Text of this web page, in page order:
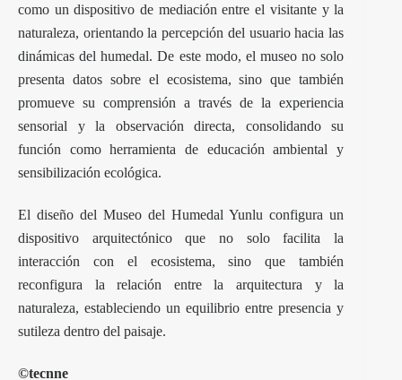
como un dispositivo de mediación entre el visitante y la
naturaleza, orientando la percepción del usuario hacia las
dinámicas del humedal. De este modo, el museo no solo
presenta datos sobre el ecosistema, sino que también
promueve su comprensión a través de la experiencia
sensorial y la observación directa, consolidando su
función como herramienta de educación ambiental y
sensibilización ecológica.
El diseño del Museo del Humedal Yunlu configura un
dispositivo arquitectónico que no solo facilita la
interacción con el ecosistema, sino que también
reconfigura la relación entre la arquitectura y la
naturaleza, estableciendo un equilibrio entre presencia y
sutileza dentro del paisaje.
©tecnne